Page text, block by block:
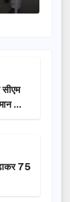
सीएम
का
75